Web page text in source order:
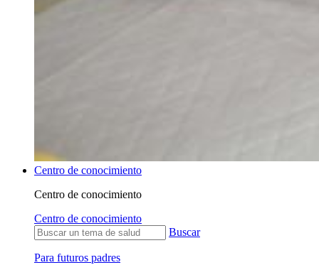
Centro de conocimiento
Centro de conocimiento
Centro de conocimiento
Buscar
Para futuros padres